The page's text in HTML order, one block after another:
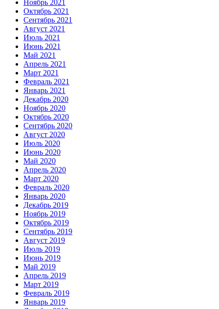
Ноябрь 2021
Октябрь 2021
Сентябрь 2021
Август 2021
Июль 2021
Июнь 2021
Май 2021
Апрель 2021
Март 2021
Февраль 2021
Январь 2021
Декабрь 2020
Ноябрь 2020
Октябрь 2020
Сентябрь 2020
Август 2020
Июль 2020
Июнь 2020
Май 2020
Апрель 2020
Март 2020
Февраль 2020
Январь 2020
Декабрь 2019
Ноябрь 2019
Октябрь 2019
Сентябрь 2019
Август 2019
Июль 2019
Июнь 2019
Май 2019
Апрель 2019
Март 2019
Февраль 2019
Январь 2019